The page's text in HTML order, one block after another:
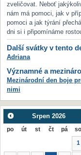
zveličovat. Neboť
nám má pomoci, jak v
pomoci a jak týrání
dni si i připomínáme
Další svátky v tento
Adriana
Významné a
Mezinárodní den boje
nimi
Srpen 2026
po út st čt pá so
1